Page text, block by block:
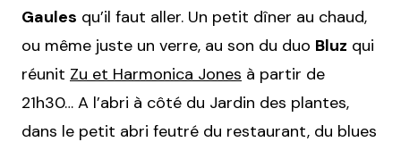
Gaules qu’il faut aller. Un petit dîner au chaud,
ou même juste un verre, au son du duo Bluz qui
réunit Zu et Harmonica Jones à partir de
21h30… A l’abri à côté du Jardin des plantes,
dans le petit abri feutré du restaurant, du blues